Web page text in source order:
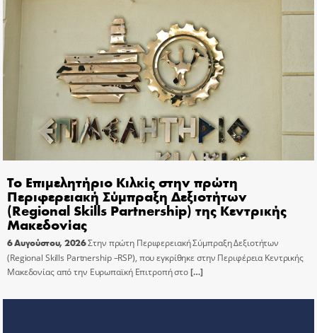
Το Επιμελητήριο Κιλκίς στην πρώτη
Περιφερειακή Σύμπραξη Δεξιοτήτων
(Regional Skills Partnership) της Κεντρικής
Μακεδονίας
6 Αυγούστου, 2026Στην πρώτη Περιφερειακή Σύμπραξη Δεξιοτήτων
(Regional Skills Partnership –RSP), που εγκρίθηκε στην Περιφέρεια Κεντρικής
Μακεδονίας από την Ευρωπαϊκή Επιτροπή στο[…]